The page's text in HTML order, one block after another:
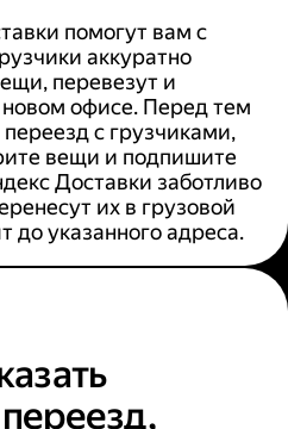
помогут вам с
аккуратно
перевезут и
офисе. Перед тем
с грузчиками,
вещи и подпишите
Доставки заботливо
их в грузовой
до указанного адреса.